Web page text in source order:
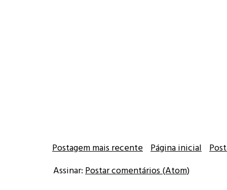
Postagem mais recente Página inicial
Assinar: Postar comentários (Atom)